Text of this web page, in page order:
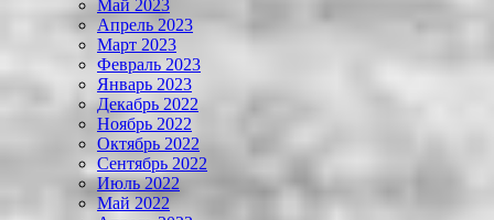
Май 2023
Апрель 2023
Март 2023
Февраль 2023
Январь 2023
Декабрь 2022
Ноябрь 2022
Октябрь 2022
Сентябрь 2022
Июль 2022
Май 2022